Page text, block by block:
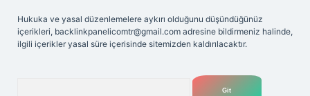
Hukuka ve yasal düzenlemelere aykırı olduğunu düşündüğünüz
içerikleri, backlinkpanelicomtr@gmail.com adresine bildirmeniz halinde,
ilgili içerikler yasal süre içerisinde sitemizden kaldırılacaktır.